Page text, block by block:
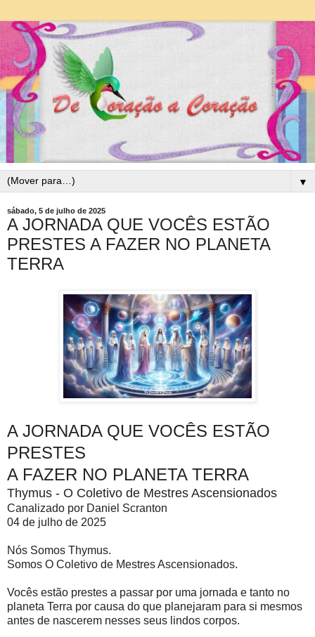
▼
sábado, 5 de julho de 2025
A JORNADA QUE VOCÊS ESTÃO
PRESTES A FAZER NO PLANETA
TERRA
A JORNADA QUE VOCÊS ESTÃO
PRESTES
A FAZER NO PLANETA TERRA
Thymus - O Coletivo de Mestres Ascensionados
Canalizado por Daniel Scranton
04 de julho de 2025
Nós Somos Thymus.
Somos O Coletivo de Mestres Ascensionados.
Vocês estão prestes a passar por uma jornada e tanto no
planeta Terra por causa do que planejaram para si mesmos
antes de nascerem nesses seus lindos corpos.